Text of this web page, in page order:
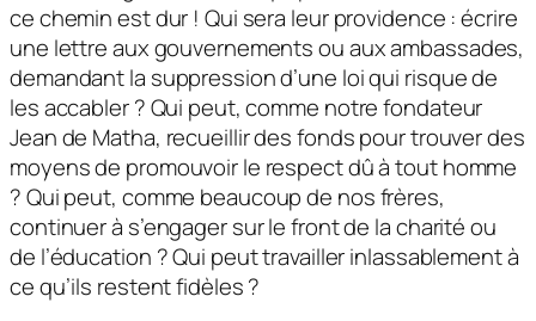
ce chemin est dur ! Qui sera leur providence : écrire
une lettre aux gouvernements ou aux ambassades,
demandant la suppression d’une loi qui risque de
les accabler ? Qui peut, comme notre fondateur
Jean de Matha, recueillir des fonds pour trouver des
moyens de promouvoir le respect dû à tout homme
? Qui peut, comme beaucoup de nos frères,
continuer à s’engager sur le front de la charité ou
de l’éducation ? Qui peut travailler inlassablement à
ce qu’ils restent fidèles ?